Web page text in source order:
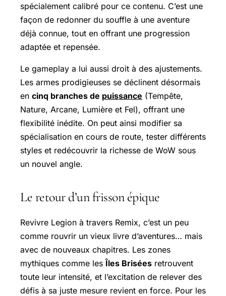
spécialement calibré pour ce contenu. C’est une
façon de redonner du souffle à une aventure
déjà connue, tout en offrant une progression
adaptée et repensée.
Le gameplay a lui aussi droit à des ajustements.
Les armes prodigieuses se déclinent désormais
en cinq branches de puissance (Tempête,
Nature, Arcane, Lumière et Fel), offrant une
flexibilité inédite. On peut ainsi modifier sa
spécialisation en cours de route, tester différents
styles et redécouvrir la richesse de WoW sous
un nouvel angle.
Le retour d’un frisson épique
Revivre Legion à travers Remix, c’est un peu
comme rouvrir un vieux livre d’aventures… mais
avec de nouveaux chapitres. Les zones
mythiques comme lesÎles Brisées retrouvent
toute leur intensité, et l’excitation de relever des
défis à sa juste mesure revient en force. Pour les